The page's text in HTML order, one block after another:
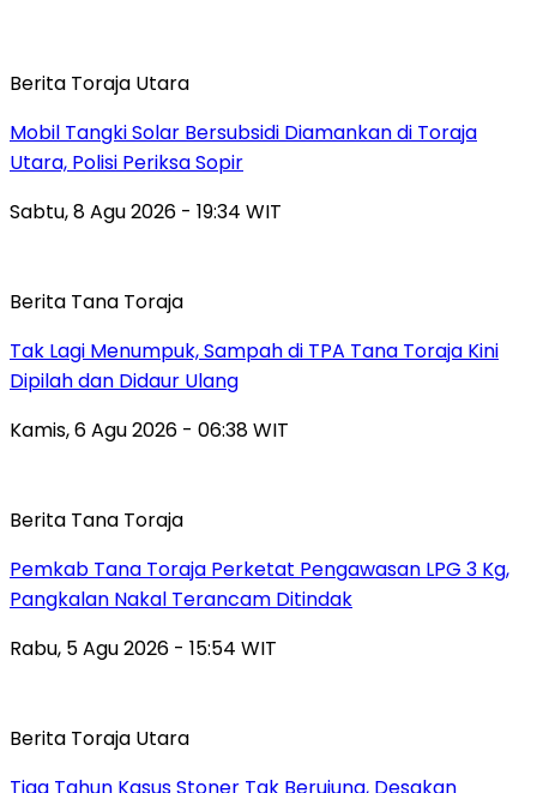
Berita Toraja Utara
Mobil Tangki Solar Bersubsidi Diamankan di Toraja
Utara, Polisi Periksa Sopir
Sabtu, 8 Agu 2026 - 19:34 WIT
Berita Tana Toraja
Tak Lagi Menumpuk, Sampah di TPA Tana Toraja Kini
Dipilah dan Didaur Ulang
Kamis, 6 Agu 2026 - 06:38 WIT
Berita Tana Toraja
Pemkab Tana Toraja Perketat Pengawasan LPG 3 Kg,
Pangkalan Nakal Terancam Ditindak
Rabu, 5 Agu 2026 - 15:54 WIT
Berita Toraja Utara
Tiga Tahun Kasus Stoner Tak Berujung, Desakan